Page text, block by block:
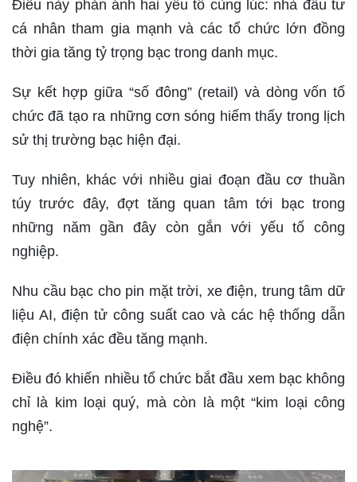
Điều này phản ánh hai yếu tố cùng lúc: nhà đầu tư
cá nhân tham gia mạnh và các tổ chức lớn đồng
thời gia tăng tỷ trọng bạc trong danh mục.
Sự kết hợp giữa “số đông” (retail) và dòng vốn tổ
chức đã tạo ra những cơn sóng hiếm thấy trong lịch
sử thị trường bạc hiện đại.
Tuy nhiên, khác với nhiều giai đoạn đầu cơ thuần
túy trước đây, đợt tăng quan tâm tới bạc trong
những năm gần đây còn gắn với yếu tố công
nghiệp.
Nhu cầu bạc cho pin mặt trời, xe điện, trung tâm dữ
liệu AI, điện tử công suất cao và các hệ thống dẫn
điện chính xác đều tăng mạnh.
Điều đó khiến nhiều tổ chức bắt đầu xem bạc không
chỉ là kim loại quý, mà còn là một “kim loại công
nghệ”.